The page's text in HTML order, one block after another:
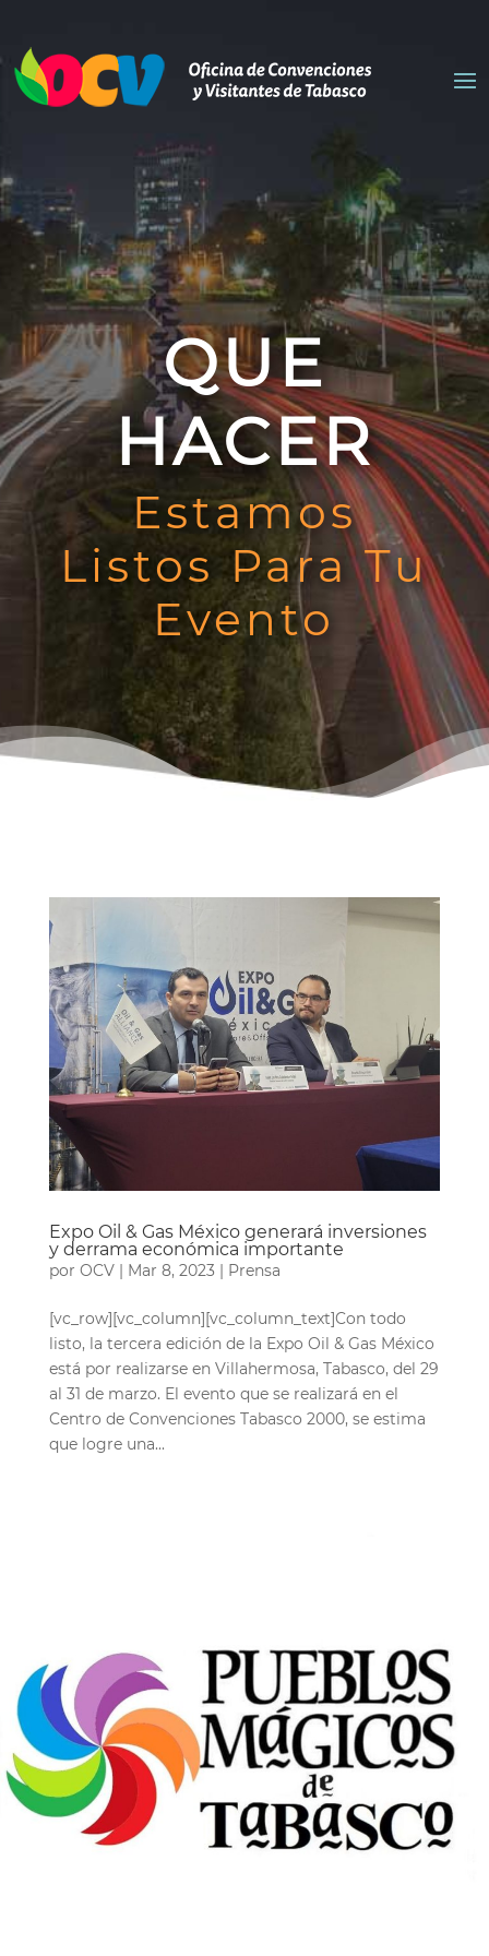
QUE
HACER
Estamos
Listos Para Tu
Evento
Expo Oil & Gas México generará inversiones
y derrama económica importante
por OCV| Mar 8, 2023 | Prensa
[vc_row][vc_column][vc_column_text]Con todo
listo, la tercera edición de la Expo Oil & Gas México
está por realizarse en Villahermosa, Tabasco, del 29
al 31 de marzo. El evento que se realizará en el
Centro de Convenciones Tabasco 2000, se estima
que logre una...